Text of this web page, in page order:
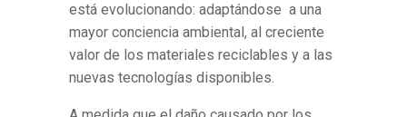
está evolucionando: adaptándose a una
mayor conciencia ambiental, al creciente
valor de los materiales reciclables y a las
nuevas tecnologías disponibles.